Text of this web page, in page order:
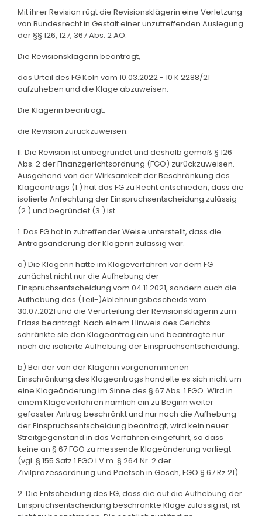
Mit ihrer Revision rügt die Revisionsklägerin eine Verletzung
von Bundesrecht in Gestalt einer unzutreffenden Auslegung
der §§ 126, 127, 367 Abs. 2 AO.
Die Revisionsklägerin beantragt,
das Urteil des FG Köln vom 10.03.2022 - 10 K 2288/21
aufzuheben und die Klage abzuweisen.
Die Klägerin beantragt,
die Revision zurückzuweisen.
II. Die Revision ist unbegründet und deshalb gemäß § 126
Abs. 2 der Finanzgerichtsordnung (FGO) zurückzuweisen.
Ausgehend von der Wirksamkeit der Beschränkung des
Klageantrags (1.) hat das FG zu Recht entschieden, dass die
isolierte Anfechtung der Einspruchsentscheidung zulässig
(2.) und begründet (3.) ist.
1. Das FG hat in zutreffender Weise unterstellt, dass die
Antragsänderung der Klägerin zulässig war.
a) Die Klägerin hatte im Klageverfahren vor dem FG
zunächst nicht nur die Aufhebung der
Einspruchsentscheidung vom 04.11.2021, sondern auch die
Aufhebung des (Teil-)Ablehnungsbescheids vom
30.07.2021 und die Verurteilung der Revisionsklägerin zum
Erlass beantragt. Nach einem Hinweis des Gerichts
schränkte sie den Klageantrag ein und beantragte nur
noch die isolierte Aufhebung der Einspruchsentscheidung.
b) Bei der von der Klägerin vorgenommenen
Einschränkung des Klageantrags handelte es sich nicht um
eine Klageänderung im Sinne des § 67 Abs. 1 FGO. Wird in
einem Klageverfahren nämlich ein zu Beginn weiter
gefasster Antrag beschränkt und nur noch die Aufhebung
der Einspruchsentscheidung beantragt, wird kein neuer
Streitgegenstand in das Verfahren eingeführt, so dass
keine an § 67 FGO zu messende Klageänderung vorliegt
(vgl. § 155 Satz 1 FGO i.V.m. § 264 Nr. 2 der
Zivilprozessordnung und Paetsch in Gosch, FGO § 67 Rz 21).
2. Die Entscheidung des FG, dass die auf die Aufhebung der
Einspruchsentscheidung beschränkte Klage zulässig ist, ist